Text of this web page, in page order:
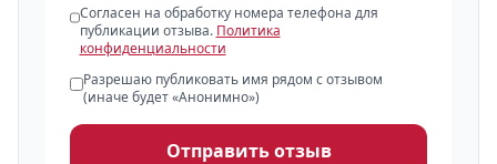
Согласен на обработку номера телефона для
публикации отзыва. Политика
конфиденциальности
Разрешаю публиковать имя рядом с отзывом
(иначе будет «Анонимно»)
Отправить отзыв